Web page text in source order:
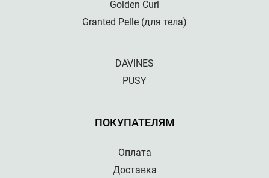
Golden Curl
Granted Pelle (для тела)
DAVINES
PUSY
ПОКУПАТЕЛЯМ
Оплата
Доставка